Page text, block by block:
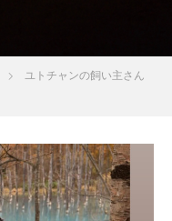
ユトチャンの飼い主さん